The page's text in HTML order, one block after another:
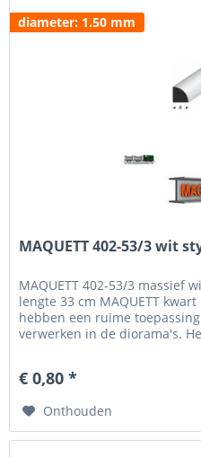
diameter: 1.50 mm
MAQUETT 402-53/3 wit
MAQUETT 402-53/3 massief
lengte 33 cm MAQUETT
hebben een ruime
verwerken in de diorama's.
programma verf van MIG
€ 0,80 *
Onthouden